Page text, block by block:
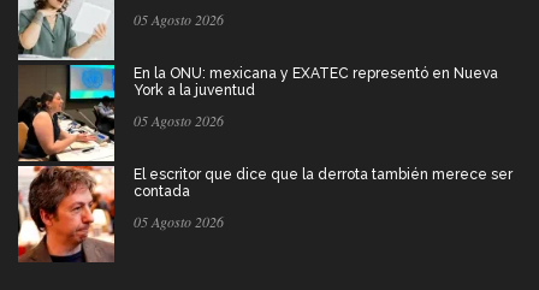
05 Agosto 2026
En la ONU: mexicana y EXATEC representó en Nueva
York a la juventud
05 Agosto 2026
El escritor que dice que la derrota también merece ser
contada
05 Agosto 2026